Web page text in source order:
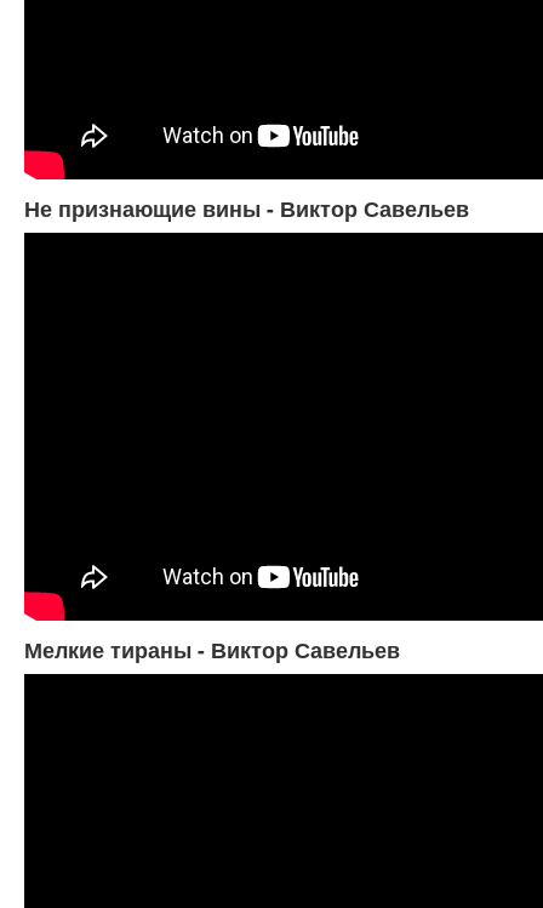
Не признающие вины - Виктор Савельев
Мелкие тираны - Виктор Савельев